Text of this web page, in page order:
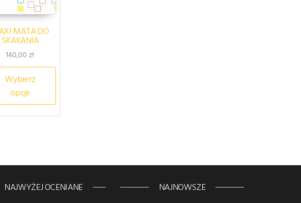
produktu
można wybrać na stronie produktu
ma wiele wariantów. Opcje można wybrać na stronie produktu
MATA DO
SKAKANIA
140,00 zł
Wybierz
opcje
Ten produkt ma wiele wariantów. Opcje można wybrać na stronie
NAJWYŻEJ OCENIANE
NAJNOWSZE